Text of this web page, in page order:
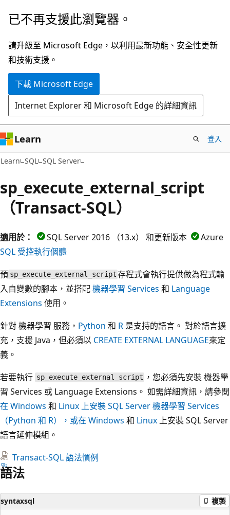
跳
主
要
內
已不再支援此瀏覽器。
請升級至 Microsoft Edge，以利用最新功能、安全性更新
和技術支援。
下載 Microsoft Edge
Internet Explorer 和 Microsoft Edge 的詳細資訊
Learn 登入
Learn SQL SQL Server
sp_execute_external_script
（Transact-SQL）
適用於： SQL Server 2016 （13.x） 和更新版本
Azure
SQL 受控執行個體
預 sp_execute_external_script 存程式會執行提供做為程式輸
入自變數的腳本，並搭配機器學習 Services 和 Language
Extensions 使用。
針對 機器學習 服務， Python 和 R 是支持的語言。 對於語言擴
充，支援 Java，但必須以 CREATE EXTERNAL LANGUAGE來定
義。
若要執行 sp_execute_external_script ，您必須先安裝 機器學
習 Services 或 Language Extensions。 如需詳細資訊，請參閱
在 Windows 和 Linux 上安裝 SQL Server 機器學習 Services
（Python 和 R），或在 Windows 和 Linux 上安裝 SQL Server
語言延伸模組。
Transact-SQL 語法慣例
語法
syntaxsql 複製